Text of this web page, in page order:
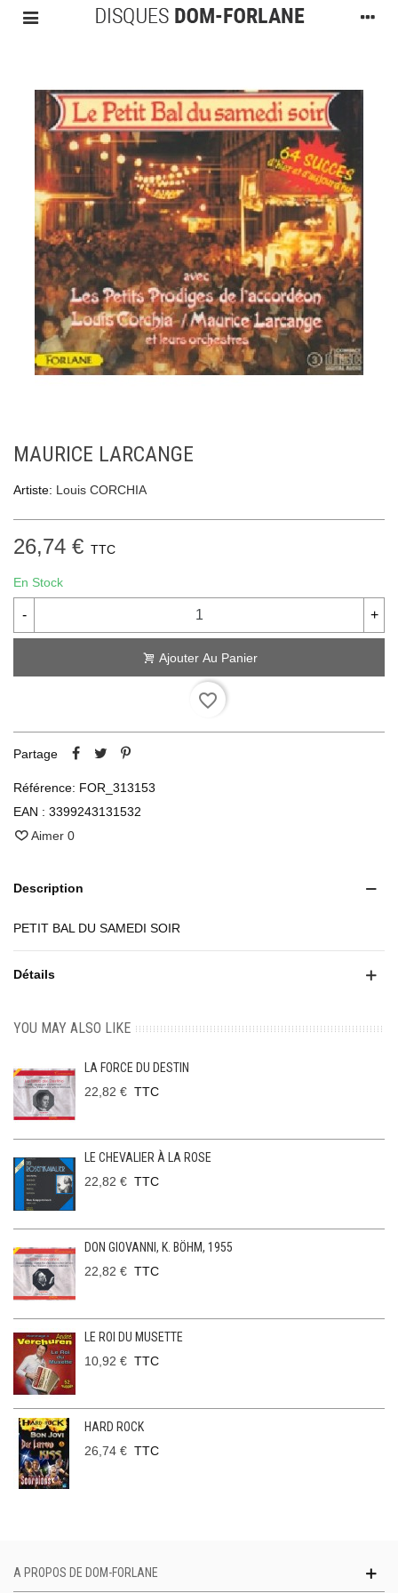
MAURICE LARCANGE
Artiste: Louis CORCHIA
26,74 € TTC
En Stock
- +
Ajouter Au Panier
favorite_border
Partage
Référence: FOR_313153
EAN : 3399243131532
Aimer 0
Description
PETIT BAL DU SAMEDI SOIR
Détails
YOU MAY ALSO LIKE
LA FORCE DU DESTIN
22,82 € TTC
LE CHEVALIER À LA ROSE
22,82 € TTC
DON GIOVANNI, K. BÖHM, 1955
22,82 € TTC
LE ROI DU MUSETTE
10,92 € TTC
HARD ROCK
26,74 € TTC
A PROPOS DE DOM-FORLANE